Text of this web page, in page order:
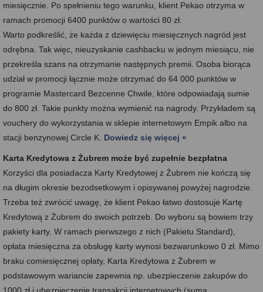
miesięcznie. Po spełnieniu tego warunku, klient Pekao otrzyma w
ramach promocji 6400 punktów o wartości 80 zł.
Warto podkreślić, że każda z dziewięciu miesięcznych nagród jest
odrębna. Tak więc, nieuzyskanie cashbacku w jednym miesiącu, nie
przekreśla szans na otrzymanie następnych premii. Osoba biorąca
udział w promocji łącznie może otrzymać do 64 000 punktów w
programie Mastercard Bezcenne Chwile, które odpowiadają sumie
do 800 zł. Takie punkty można wymienić na nagrody. Przykładem są
vouchery do wykorzystania w sklepie internetowym Empik albo na
stacji benzynowej Circle K. Dowiedz się więcej »
Karta Kredytowa z Żubrem może być zupełnie bezpłatna
Korzyści dla posiadacza Karty Kredytowej z Żubrem nie kończą się
na długim okresie bezodsetkowym i opisywanej powyżej nagrodzie.
Trzeba też zwrócić uwagę, że klient Pekao łatwo dostosuje Kartę
Kredytową z Żubrem do swoich potrzeb. Do wyboru są bowiem trzy
pakiety karty. W ramach pierwszego z nich (Pakietu Standard),
opłata miesięczna za obsługę karty wynosi bezwarunkowo 0 zł. Mimo
braku comiesięcznej opłaty, Karta Kredytowa z Żubrem w
podstawowym wariancie zapewnia np. ubezpieczenie zakupów do